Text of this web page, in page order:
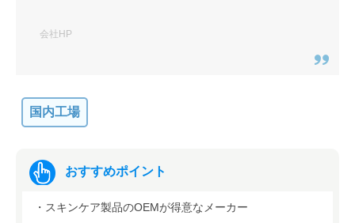
会社HP
国内工場
おすすめポイント
・スキンケア製品のOEMが得意なメーカー